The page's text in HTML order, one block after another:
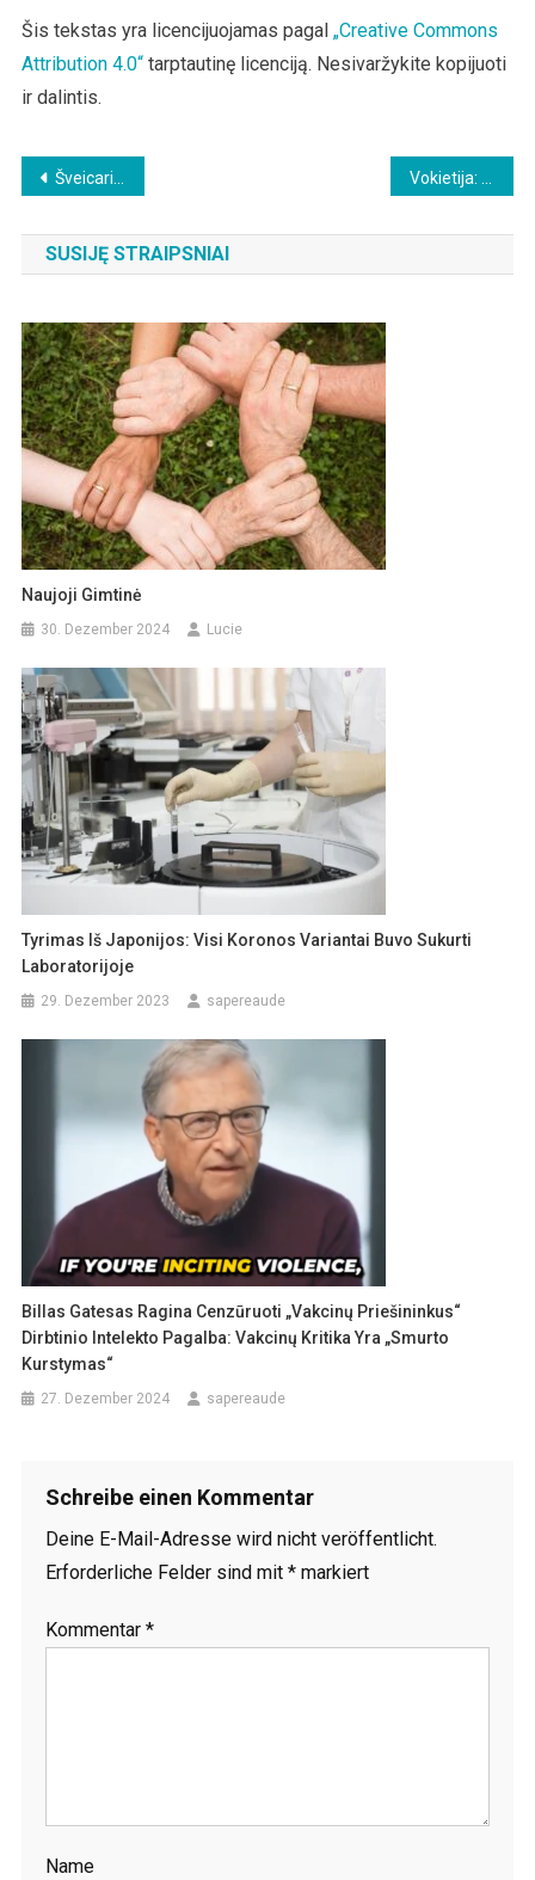
Šis tekstas yra licencijuojamas pagal „Creative Commons
Attribution 4.0“tarptautinę licenciją. Nesivaržykite kopijuoti
ir dalintis.
Beitragsnavigation
Šveicarijos pilotai pasisako prieš privalomą skiepijimą dėl skrydžių saugos Vokietija: Šiaurės Reino medicinos asociacija įspėja dėl trečios „Covid“ injekcijos
SUSIJĘ STRAIPSNIAI
Naujoji Gimtinė
30. Dezember 2024 Lucie
Tyrimas Iš Japonijos: Visi Koronos Variantai Buvo Sukurti
Laboratorijoje
29. Dezember 2023 sapereaude
Billas Gatesas Ragina Cenzūruoti „vakcinų Priešininkus“
Dirbtinio Intelekto Pagalba: Vakcinų Kritika Yra „smurto
Kurstymas“
27. Dezember 2024 sapereaude
Schreibe einen Kommentar
Deine E-Mail-Adresse wird nicht veröffentlicht.
Erforderliche Felder sind mit *markiert
Kommentar *
Name